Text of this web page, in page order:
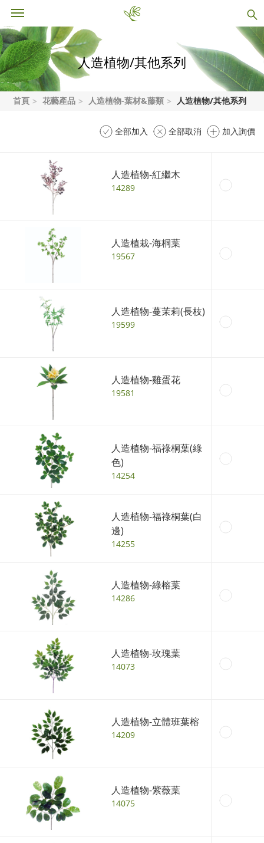
人造植物/其他系列
首頁 花藝產品 人造植物-葉材&藤類 人造植物/其他系列
全部加入 全部取消 加入詢價
人造植物-紅繼木
14289
人造植栽-海桐葉
19567
人造植物-蔓茉莉(長枝)
19599
人造植物-雞蛋花
19581
人造植物-福祿桐葉(綠
色)
14254
人造植物-福祿桐葉(白
邊)
14255
人造植物-綠榕葉
14286
人造植物-玫瑰葉
14073
人造植物-立體班葉榕
14209
人造植物-紫薇葉
14075